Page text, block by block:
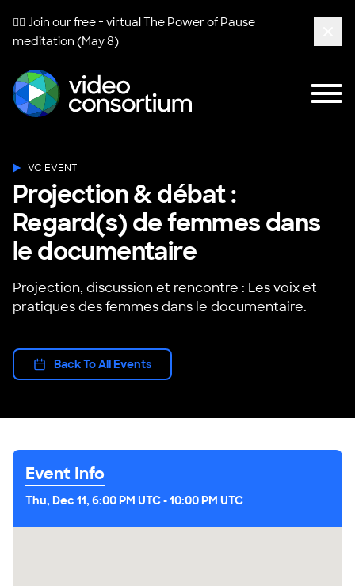
🧘‍♀️ Join our free + virtualThe Power of Pause
meditation (May 8)
VC EVENT
Projection & débat :
Regard(s) de femmes dans
le documentaire
Projection, discussion et rencontre : Les voix et
pratiques des femmes dans le documentaire.
Back To All Events
Event Info
Thu, Dec 11, 6:00 PM UTC-10:00 PM UTC